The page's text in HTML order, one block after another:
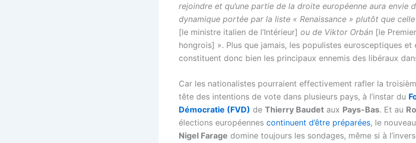
rejoindre et qu’une partie de la droite européenne aura envie
dynamique portée par la liste « Renaissance » plutôt que
[le ministre italien de l’Intérieur] ou de Viktor Orbán [le
hongrois] ». Plus que jamais, les populistes eurosceptiques et
constituent donc bien les principaux ennemis des libéraux
Car les nationalistes pourraient effectivement rafler la
tête des intentions de vote dans plusieurs pays, à l’instar du
Démocratie (FVD) de Thierry Baudet aux Pays-Bas. Et au
élections européennes continuent d’être préparées, le nouveau
Nigel Farage domine toujours les sondages, même si à